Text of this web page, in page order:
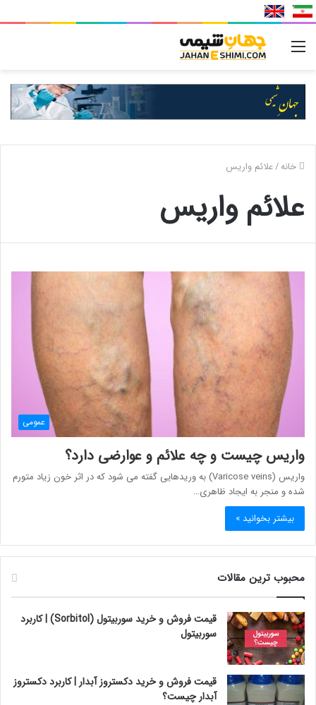
خانه/علائم واریس
علائم واریس
عمومی
واریس چیست و چه علائم و عوارضی دارد؟
واریس (Varicose veins) به وریدهایی گفته می شود که در اثر خون زیاد متورم
شده و منجر به ایجاد ظاهری…
بیشتر بخوانید »
محبوب ترین مقالات
قیمت فروش و خرید سوربیتول (Sorbitol) | کاربرد
سوربیتول
قیمت فروش و خرید دکستروز آبدار | کاربرد دکستروز
آبدار چیست؟